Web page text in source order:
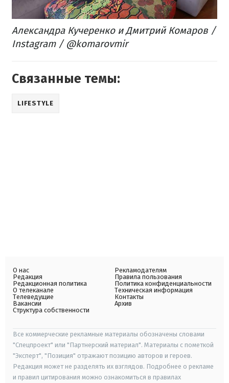
Александра Кучеренко и Дмитрий Комаров​ /
Instagram / @komarovmir
Связанные темы:
LIFESTYLE
О нас
Редакция
Редакционная политика
О телеканале
Телеведущие
Вакансии
Структура собственности
Рекламодателям
Правила пользования
Политика конфиденциальности
Техническая информация
Контакты
Архив
Все коммерческие рекламные материалы обозначены словами
"Спецпроект" или "Партнерский материал". Материалы с пометкой
"Эксперт", "Позиция" отражают позицию авторов и героев.
Редакция может не разделять их взглядов. Подробнее о рекламе
и правил цитирования можно ознакомиться в правилах